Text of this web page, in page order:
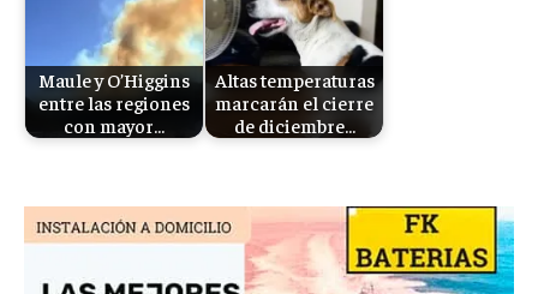
Maule y O’Higgins
entre las regiones
con mayor…
Altas temperaturas
marcarán el cierre
de diciembre…